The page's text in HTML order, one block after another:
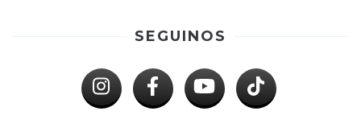
SEGUINOS